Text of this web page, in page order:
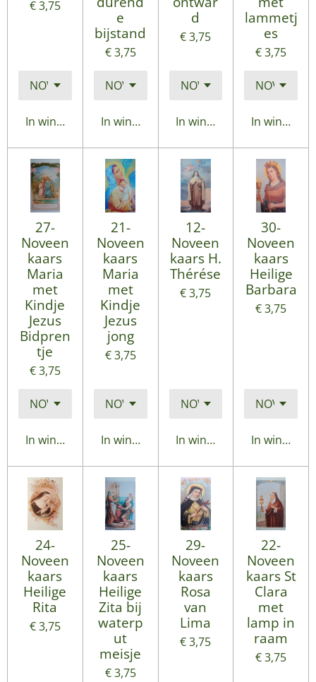
€ 3,75
In winkelwagen
e
bijstand
€ 3,75
In winkelwagen
d
€ 3,75
In winkelwagen
lammetj
es
€ 3,75
In
27-
Noveen
kaars
Maria
met
Kindje
Jezus
Bidpren
tje
€ 3,75
In winkelwagen
21-
Noveen
kaars
Maria
met
Kindje
Jezus
jong
€ 3,75
In winkelwagen
12-
Noveen
kaars H.
Thérése
€ 3,75
In winkelwagen
30-
Noveen
kaars
Heilige
Barbara
€ 3,75
In
24-
Noveen
kaars
Heilige
Rita
€ 3,75
25-
Noveen
kaars
Heilige
Zita bij
waterp
ut
meisje
€ 3,75
29-
Noveen
kaars
Rosa
van
Lima
€ 3,75
22-
Noveen
kaars St
Clara
met
lamp in
raam
€ 3,75